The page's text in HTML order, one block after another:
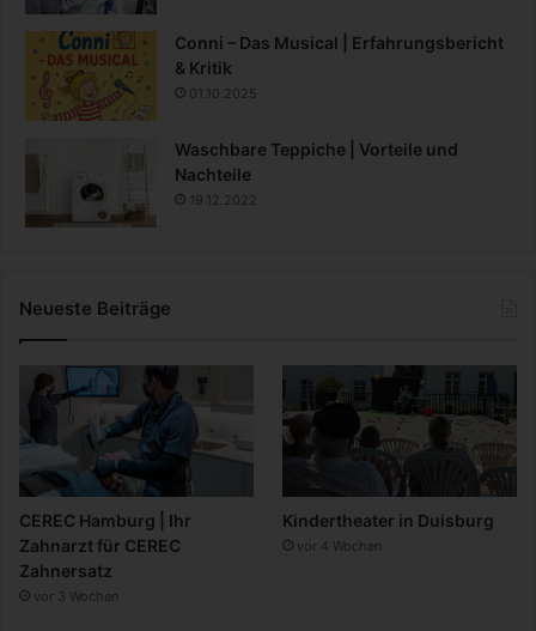
Conni – Das Musical | Erfahrungsbericht
& Kritik
01.10.2025
Waschbare Teppiche | Vorteile und
Nachteile
19.12.2022
Neueste Beiträge
CEREC Hamburg | Ihr
Zahnarzt für CEREC
Zahnersatz
vor 3 Wochen
Kindertheater in Duisburg
vor 4 Wochen